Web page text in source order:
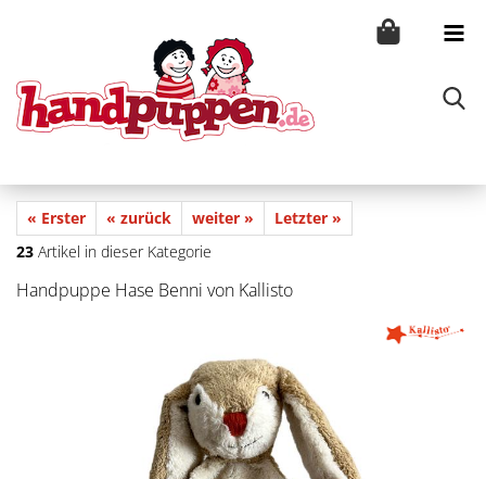
« Erster « zurück weiter »
Letzter »
23 Artikel in dieser Kategorie
Handpuppe Hase Benni von Kallisto